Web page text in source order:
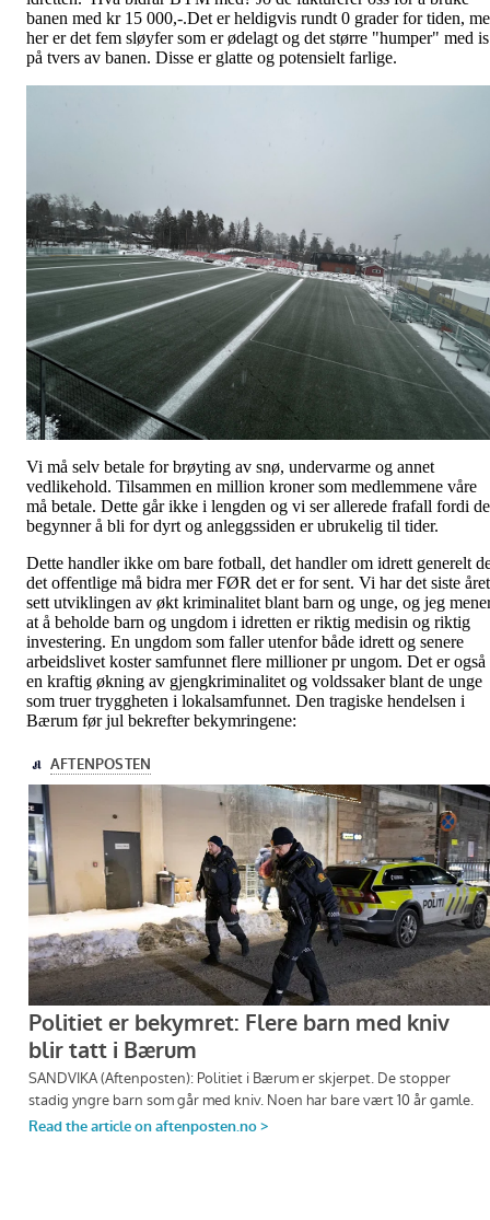
banen med kr 15 000,-.Det er heldigvis rundt 0 grader for tiden,
her er det fem sløyfer som er ødelagt og det større "humper" med is
på tvers av banen. Disse er glatte og potensielt farlige.
Vi må selv betale for brøyting av snø, undervarme og annet
vedlikehold. Tilsammen en million kroner som medlemmene våre
må betale. Dette går ikke i lengden og vi ser allerede frafall fordi
begynner å bli for dyrt og anleggssiden er ubrukelig til tider.
Dette handler ikke om bare fotball, det handler om idrett generelt
det offentlige må bidra mer FØR det er for sent. Vi har det siste året
sett utviklingen av økt kriminalitet blant barn og unge, og jeg
at å beholde barn og ungdom i idretten er riktig medisin og riktig
investering. En ungdom som faller utenfor både idrett og senere
arbeidslivet koster samfunnet flere millioner pr ungom. Det er også
en kraftig økning av gjengkriminalitet og voldssaker blant de unge
som truer tryggheten i lokalsamfunnet. Den tragiske hendelsen i
Bærum før jul bekrefter bekymringene: